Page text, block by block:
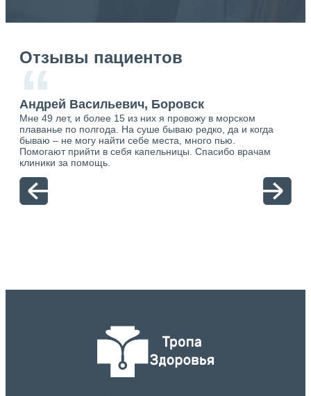
Отзывы пациентов
“
Андрей Васильевич, Боровск
Мне 49 лет, и более 15 из них я провожу в морском
плаванье по полгода. На суше бываю редко, да и когда
бываю – не могу найти себе места, много пью.
Помогают прийти в себя капельницы. Спасибо врачам
клиники за помощь.